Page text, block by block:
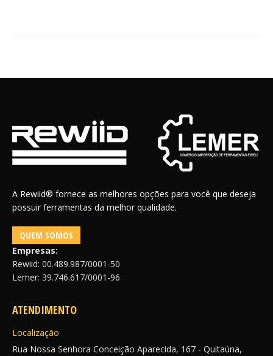
A Rewiid® fornece as melhores opções para você que deseja
possuir ferramentas da melhor qualidade.
QUEM SOMOS
Empresas:
Rewiid: 00.489.987/0001-50
Lemer: 39.746.617/0001-96
ATENDIMENTO
Localização
Rua Nossa Senhora Conceição Aparecida, 167 - Quitaúna,